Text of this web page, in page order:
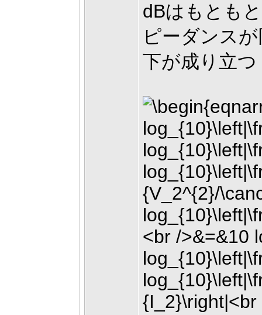
dBはもとも
ピーダンス
下が成り立つ